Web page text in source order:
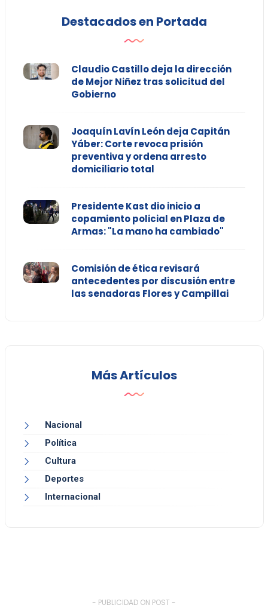
Destacados en Portada
Claudio Castillo deja la dirección
de Mejor Niñez tras solicitud del
Gobierno
Joaquín Lavín León deja Capitán
Yáber: Corte revoca prisión
preventiva y ordena arresto
domiciliario total
Presidente Kast dio inicio a
copamiento policial en Plaza de
Armas: "La mano ha cambiado"
Comisión de ética revisará
antecedentes por discusión entre
las senadoras Flores y Campillai
Más Artículos
Nacional
Política
Cultura
Deportes
Internacional
- PUBLICIDAD ON POST -